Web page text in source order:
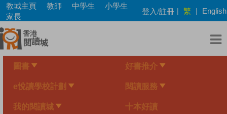
Skip
main
content
教城主頁 教師 中學生
小學生
家長
登入/註冊 | 繁 | English
圖書 好書推介
e悅讀學校計劃 閱讀服務
我的閱讀城 十本好讀